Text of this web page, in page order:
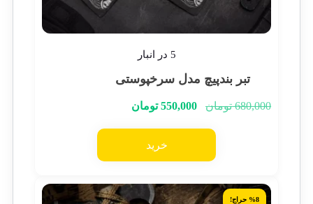
5 در انبار
تبر بندپیچ مدل سرخپوستی
680,000 تومان 550,000 تومان
خرید
%8 حراج!